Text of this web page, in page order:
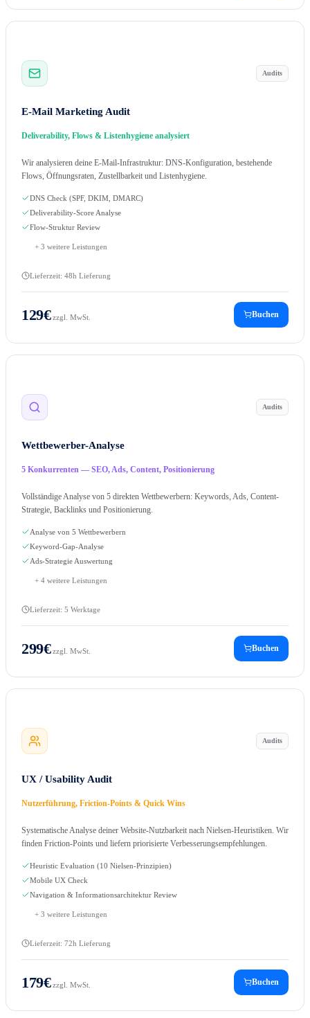
Audits
E-Mail Marketing Audit
Deliverability, Flows & Listenhygiene analysiert
Wir analysieren deine E-Mail-Infrastruktur: DNS-Konfiguration, bestehende
Flows, Öffnungsraten, Zustellbarkeit und Listenhygiene.
DNS Check (SPF, DKIM, DMARC)
Deliverability-Score Analyse
Flow-Struktur Review
+ 3 weitere Leistungen
Lieferzeit: 48h Lieferung
129€zzgl. MwSt. Buchen
Audits
Wettbewerber-Analyse
5 Konkurrenten — SEO, Ads, Content, Positionierung
Vollständige Analyse von 5 direkten Wettbewerbern: Keywords, Ads, Content-
Strategie, Backlinks und Positionierung.
Analyse von 5 Wettbewerbern
Keyword-Gap-Analyse
Ads-Strategie Auswertung
+ 4 weitere Leistungen
Lieferzeit: 5 Werktage
299€zzgl. MwSt. Buchen
Audits
UX / Usability Audit
Nutzerführung, Friction-Points & Quick Wins
Systematische Analyse deiner Website-Nutzbarkeit nach Nielsen-Heuristiken. Wir
finden Friction-Points und liefern priorisierte Verbesserungsempfehlungen.
Heuristic Evaluation (10 Nielsen-Prinzipien)
Mobile UX Check
Navigation & Informationsarchitektur Review
+ 3 weitere Leistungen
Lieferzeit: 72h Lieferung
179€zzgl. MwSt. Buchen